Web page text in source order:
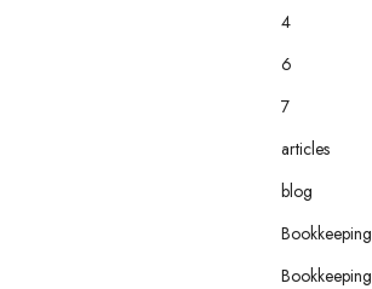
4
6
7
articles
blog
Bookkeeping
Bookkeeping